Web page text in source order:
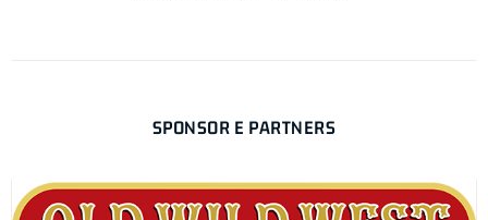
SPONSOR E PARTNERS